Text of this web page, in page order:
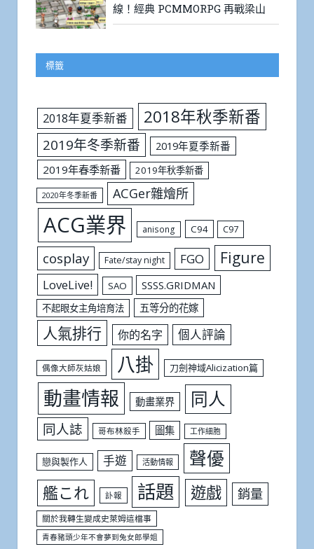
線！經典 PCMMORPG 再戰梁山
標籤
2018年夏季新番 2018年秋季新番
2019年冬季新番
2019年夏季新番
2019年春季新番
2019年秋季新番
2020年冬季新番 ACGer雜燴所
ACG業界 anisong C94 C97
cosplay Fate/stay night FGO Figure
LoveLive! SAO SSSS.GRIDMAN
不起眼女主角培育法 五等分的花嫁
人氣排行 你的名字 個人評論
偶像大師灰姑娘 八掛 刀劍神域Alicization篇
動畫情報 動畫業界 同人
同人誌 哥布林殺手 圖集 工作細胞
戀與製作人 手遊 活動情報 聲優
艦これ 訃報 話題 遊戲 銷量
關於我轉生變成史萊姆這檔事
青春豬頭少年不會夢到兔女郎學姐